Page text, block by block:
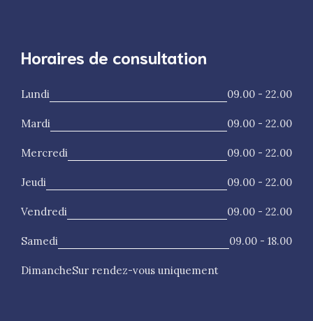
Horaires de consultation
Lundi 09.00 - 22.00
Mardi 09.00 - 22.00
Mercredi 09.00 - 22.00
Jeudi 09.00 - 22.00
Vendredi 09.00 - 22.00
Samedi 09.00 - 18.00
DimancheSur rendez-vous uniquement